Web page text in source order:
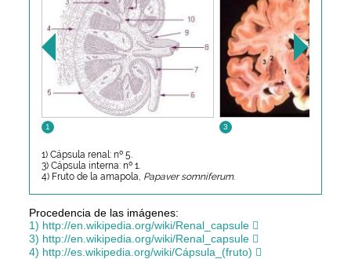
1 3
1) Cápsula renal: nº 5.
3) Cápsula interna: nº 1.
4) Fruto de la amapola, Papaver somniferum.
Procedencia de las imágenes:
1) http://en.wikipedia.org/wiki/Renal_capsule
3) http://en.wikipedia.org/wiki/Renal_capsule
4) http://es.wikipedia.org/wiki/Cápsula_(fruto)